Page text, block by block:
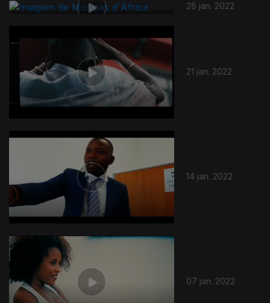
28 jan. 2022
21 jan. 2022
14 jan. 2022
07 jan. 2022
591006